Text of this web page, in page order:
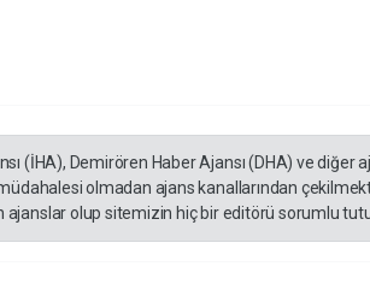
(İHA), Demirören Haber Ajansı (DHA) ve diğer
olmadan ajans kanallarından
olup sitemizin hiç bir editörü sorumlu